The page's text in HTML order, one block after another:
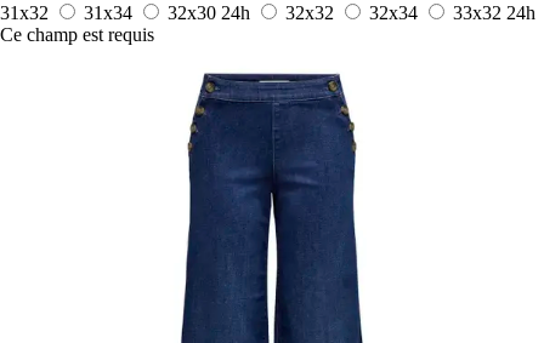
31x32
31x34 32x30 24h 32x32 32x34 33x32 24h
Ce champ est requis